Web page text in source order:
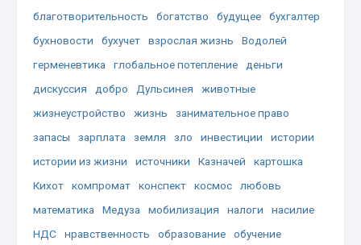
благотворительность
богатство будущее
бухгалтер
бухновости
бухучет взрослая жизнь
Водолей
герменевтика
глобальное потепление
деньги
дискуссия
добро Дульсинея
животные
жизнеустройство
жизнь
занимательное право
запасы
зарплата земля зло инвестиции
истории
истории из жизни
источники Казначей
картошка
Кихот
компромат конспект космос
любовь
математика
Медуза мобилизация налоги
насилие
НДС
нравственность образование
обучение